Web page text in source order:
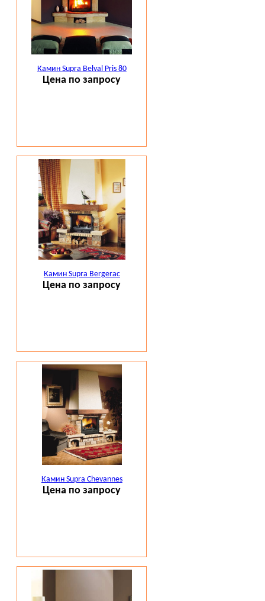
Камин Supra Belval Pris 80
Цена по запросу
Камин Supra Bergerac
Цена по запросу
Камин Supra Chevannes
Цена по запросу